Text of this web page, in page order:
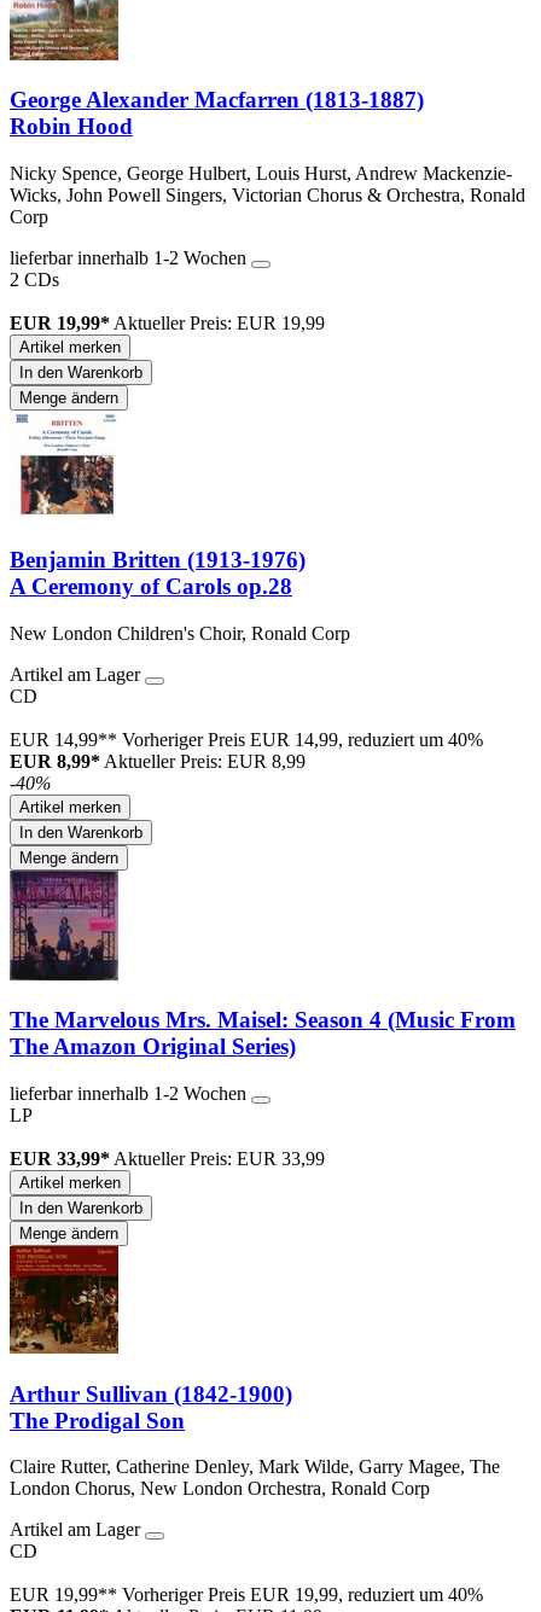
George Alexander Macfarren (1813-1887)
Robin Hood
Nicky Spence, George Hulbert, Louis Hurst, Andrew Mackenzie-
Wicks, John Powell Singers, Victorian Chorus & Orchestra, Ronald
Corp
lieferbar innerhalb 1-2 Wochen
2 CDs
EUR 19,99* Aktueller Preis: EUR 19,99
Artikel merken
In den Warenkorb
Menge ändern
Benjamin Britten (1913-1976)
A Ceremony of Carols op.28
New London Children's Choir, Ronald Corp
Artikel am Lager
CD
EUR 14,99** Vorheriger Preis EUR 14,99, reduziert um 40%
EUR 8,99* Aktueller Preis: EUR 8,99
-40%
Artikel merken
In den Warenkorb
Menge ändern
The Marvelous Mrs. Maisel: Season 4 (Music From
The Amazon Original Series)
lieferbar innerhalb 1-2 Wochen
LP
EUR 33,99* Aktueller Preis: EUR 33,99
Artikel merken
In den Warenkorb
Menge ändern
Arthur Sullivan (1842-1900)
The Prodigal Son
Claire Rutter, Catherine Denley, Mark Wilde, Garry Magee, The
London Chorus, New London Orchestra, Ronald Corp
Artikel am Lager
CD
EUR 19,99** Vorheriger Preis EUR 19,99, reduziert um 40%